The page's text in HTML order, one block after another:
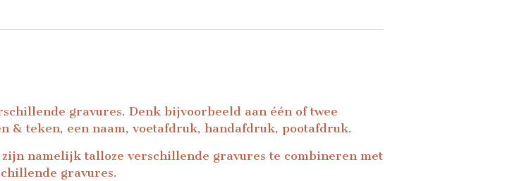
gravures. Denk bijvoorbeeld aan één of twee
& teken, een naam, voetafdruk, handafdruk, pootafdruk.
namelijk talloze verschillende gravures te combineren met
gravures.